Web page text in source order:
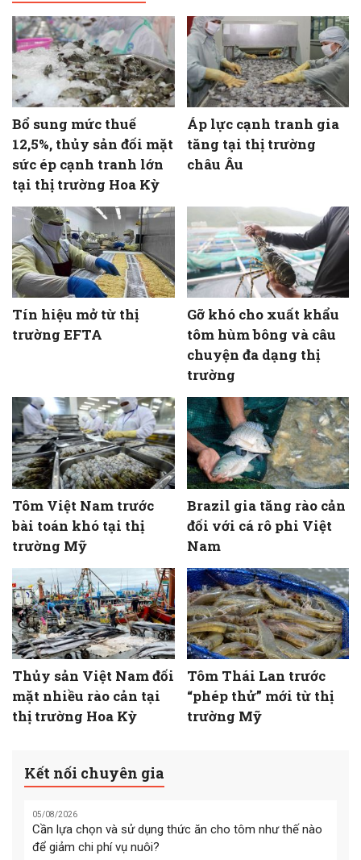
Bổ sung mức thuế
12,5%, thủy sản đối mặt
sức ép cạnh tranh lớn
tại thị trường Hoa Kỳ
Áp lực cạnh tranh gia
tăng tại thị trường
châu Âu
Tín hiệu mở từ thị
trường EFTA
Gỡ khó cho xuất khẩu
tôm hùm bông và câu
chuyện đa dạng thị
trường
Tôm Việt Nam trước
bài toán khó tại thị
trường Mỹ
Brazil gia tăng rào cản
đối với cá rô phi Việt
Nam
Thủy sản Việt Nam đối
mặt nhiều rào cản tại
thị trường Hoa Kỳ
Tôm Thái Lan trước
“phép thử” mới từ thị
trường Mỹ
Kết nối chuyên gia
05/08/2026
Cần lựa chọn và sử dụng thức ăn cho tôm như thế nào
để giảm chi phí vụ nuôi?